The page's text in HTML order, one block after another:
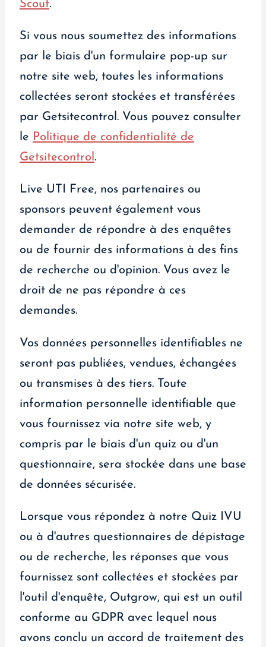
Scout.
Si vous nous soumettez des informations
par le biais d'un formulaire pop-up sur
notre site web, toutes les informations
collectées seront stockées et transférées
par Getsitecontrol. Vous pouvez consulter
le Politique de confidentialité de
Getsitecontrol.
Live UTI Free, nos partenaires ou
sponsors peuvent également vous
demander de répondre à des enquêtes
ou de fournir des informations à des fins
de recherche ou d'opinion. Vous avez le
droit de ne pas répondre à ces
demandes.
Vos données personnelles identifiables ne
seront pas publiées, vendues, échangées
ou transmises à des tiers. Toute
information personnelle identifiable que
vous fournissez via notre site web, y
compris par le biais d'un quiz ou d'un
questionnaire, sera stockée dans une base
de données sécurisée.
Lorsque vous répondez à notre Quiz IVU
ou à d'autres questionnaires de dépistage
ou de recherche, les réponses que vous
fournissez sont collectées et stockées par
l'outil d'enquête, Outgrow, qui est un outil
conforme au GDPR avec lequel nous
avons conclu un accord de traitement des